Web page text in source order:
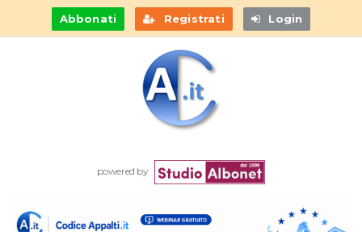
Abbonati Registrati Login
powered by